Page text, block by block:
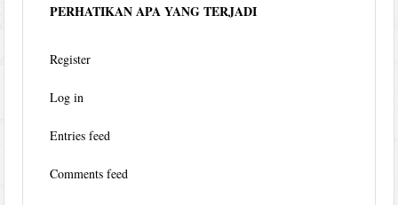
PERHATIKAN APA YANG TERJADI
Register
Log in
Entries feed
Comments feed